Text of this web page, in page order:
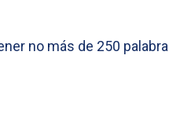
no más de 250